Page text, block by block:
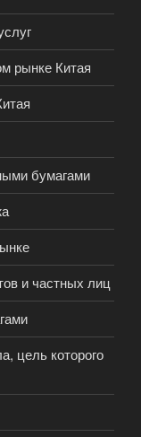
рынке Китая
бумагами
и частных лиц
цель которого